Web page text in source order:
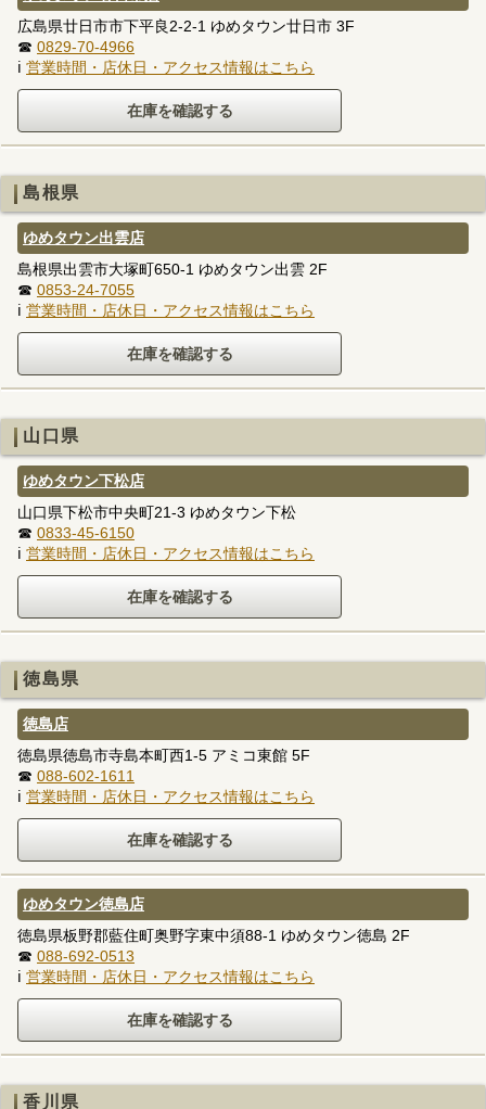
広島県廿日市市下平良2-2-1 ゆめタウン廿日市 3F
☎ 0829-70-4966
ℹ 営業時間・店休日・アクセス情報はこちら
島根県
ゆめタウン出雲店
島根県出雲市大塚町650-1 ゆめタウン出雲 2F
☎ 0853-24-7055
ℹ 営業時間・店休日・アクセス情報はこちら
山口県
ゆめタウン下松店
山口県下松市中央町21-3 ゆめタウン下松
☎ 0833-45-6150
ℹ 営業時間・店休日・アクセス情報はこちら
徳島県
徳島店
徳島県徳島市寺島本町西1-5 アミコ東館 5F
☎ 088-602-1611
ℹ 営業時間・店休日・アクセス情報はこちら
ゆめタウン徳島店
徳島県板野郡藍住町奥野字東中須88-1 ゆめタウン徳島 2F
☎ 088-692-0513
ℹ 営業時間・店休日・アクセス情報はこちら
香川県